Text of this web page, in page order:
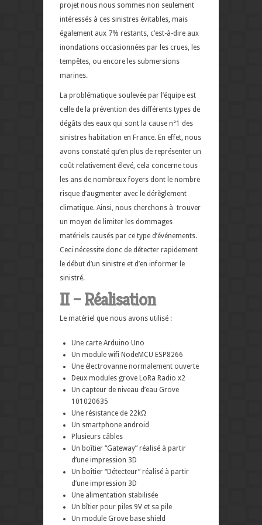
projet nous nous sommes non seulement
intéressés à ces sinistres évitables, mais
également aux 7% restants, c’est-à-dire aux
inondations occasionnées par les crues, les
tempêtes, ou encore les submersions
marines.
La problématique soulevée par l’équipe est
celle de la prévention des différents types de
dégâts des eaux qui sont la cause n°1 des
sinistres habitation en France. En effet, nous
avons constaté qu’en plus de représenter un
coût relativement élevé, cela concerne tous
les ans de nombreux foyers dont le nombre
risque d’augmenter avec le dérèglement
climatique. Ainsi, nous cherchons à trouver
un moyen de limiter les dommages
matériels causés par ce type d’événements.
Ceci nécessite donc de détecter rapidement
le début d’un sinistre et d’en informer le
sinistré.
II – Réalisation
Le matériel que nous avons utilisé :
Une carte Arduino Uno
Un module wifi NodeMCU ESP8266
Une électrovanne normalement ouverte
Deux modules grove LoRa Radio x2
Un capteur de niveau d’eau Grove
101020635
Une résistance de 22kΩ
Un smartphone android
Plusieurs câbles
Un boîtier “Gateway” réalisé à partir
d’une impression 3D
Un boîtier “Détecteur” réalisé à partir
d’une impression 3D
Une alimentation stabilisée
Un bîtier pour piles 9V et sa pile
Un module Grove base shield